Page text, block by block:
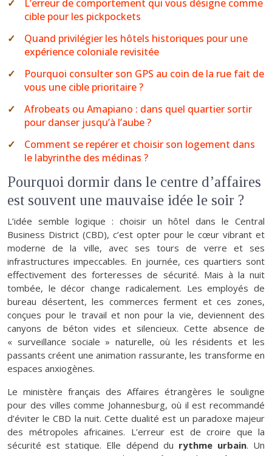
L’erreur de comportement qui vous désigne comme
cible pour les pickpockets
Quand privilégier les hôtels historiques pour une
expérience coloniale revisitée
Pourquoi consulter son GPS au coin de la rue fait de
vous une cible prioritaire ?
Afrobeats ou Amapiano : dans quel quartier sortir
pour danser jusqu’à l’aube ?
Comment se repérer et choisir son logement dans
le labyrinthe des médinas ?
Pourquoi dormir dans le centre d’affaires
est souvent une mauvaise idée le soir ?
L’idée semble logique : choisir un hôtel dans le Central
Business District (CBD), c’est opter pour le cœur vibrant et
moderne de la ville, avec ses tours de verre et ses
infrastructures impeccables. En journée, ces quartiers sont
effectivement des forteresses de sécurité. Mais à la nuit
tombée, le décor change radicalement. Les employés de
bureau désertent, les commerces ferment et ces zones,
conçues pour le travail et non pour la vie, deviennent des
canyons de béton vides et silencieux. Cette absence de
« surveillance sociale » naturelle, où les résidents et les
passants créent une animation rassurante, les transforme en
espaces anxiogènes.
Le ministère français des Affaires étrangères le souligne
pour des villes comme Johannesburg, où il est recommandé
d’éviter le CBD la nuit. Cette dualité est un paradoxe majeur
des métropoles africaines. L’erreur est de croire que la
sécurité est statique. Elle dépend du rythme urbain. Un